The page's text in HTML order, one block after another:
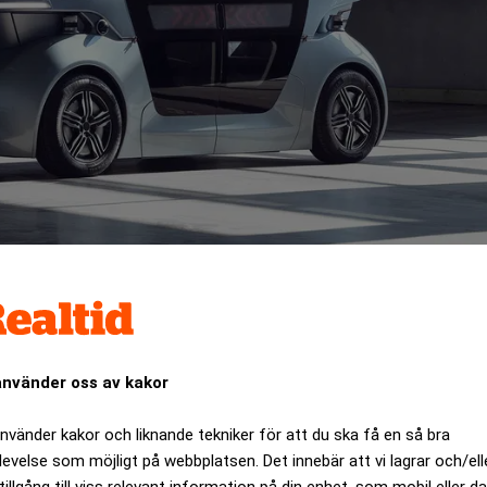
oss av kakor
kakor och liknande tekniker för att du ska få en så bra
som möjligt på webbplatsen. Det innebär att vi lagrar och/
i Nevs lokaler i Trollhättan. Därmed fortsätter den 75-